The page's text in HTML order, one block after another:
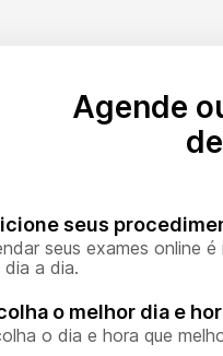
Agende
seus
seus exames online
dia a dia.
o melhor dia e
o dia e hora que